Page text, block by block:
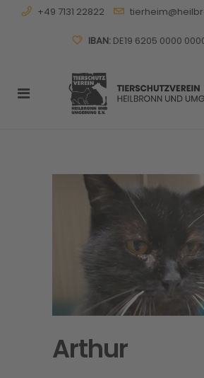
+49 7131 22822
IBAN:DE19 6205 0000
Arthur